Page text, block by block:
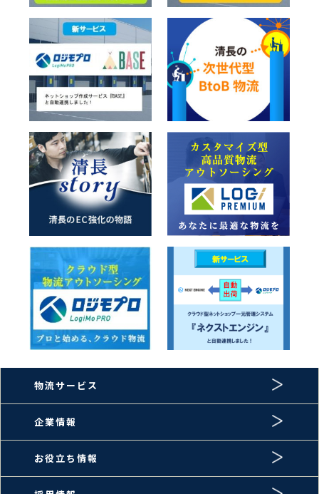
物流サービス
企業情報
お役立ち情報